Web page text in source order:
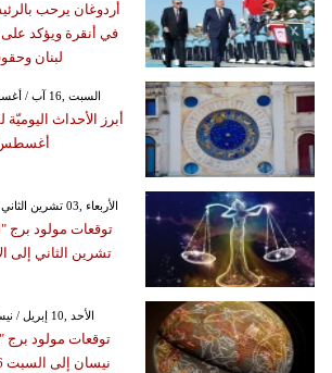
أردوغان يرحب
في أنقرة ويؤكد
لبنان
GMT 02:31 2025 السبت ,16 آب / أغسطس
أبرز الأحداث
أغسطس/
GMT 06:49 2021 الأربعاء ,03 تشرين الثاني / نوفمبر
تشرين الثاني إلى الإثنين 08
GMT 09:26 2022 الأحد ,10 إبريل / نيسان
نيسان إلى السبت 16 نيسان أحداث جيدة